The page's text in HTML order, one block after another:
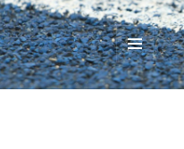
MENU
EN